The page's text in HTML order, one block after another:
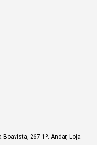
267 1º. Andar, Loja